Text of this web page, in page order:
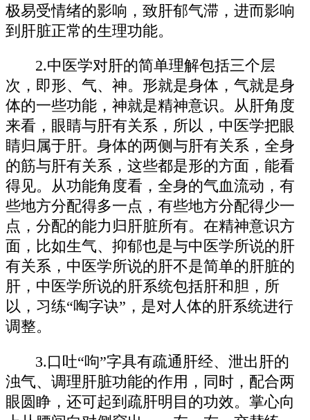
极易受情绪的影响，致肝郁气滞，进而影响
到肝脏正常的生理功能。
2.中医学对肝的简单理解包括三个层
次，即形、气、神。形就是身体，气就是身
体的一些功能，神就是精神意识。从肝角度
来看，眼睛与肝有关系，所以，中医学把眼
睛归属于肝。身体的两侧与肝有关系，全身
的筋与肝有关系，这些都是形的方面，能看
得见。从功能角度看，全身的气血流动，有
些地方分配得多一点，有些地方分配得少一
点，分配的能力归肝脏所有。在精神意识方
面，比如生气、抑郁也是与中医学所说的肝
有关系，中医学所说的肝不是简单的肝脏的
肝，中医学所说的肝系统包括肝和胆，所
以，习练“啕字诀”，是对人体的肝系统进行
调整。
3.口吐“呴”字具有疏通肝经、泄出肝的
浊气、调理肝脏功能的作用，同时，配合两
眼圆睁，还可起到疏肝明目的功效。掌心向